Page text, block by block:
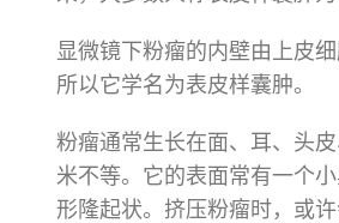
显微镜下粉瘤的内壁由上皮
所以它学名为表皮样囊肿。
粉瘤通常生长在面、耳、头
米不等。它的表面常有一个
形隆起状。挤压粉瘤时，或